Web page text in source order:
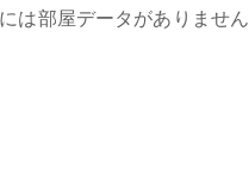
は部屋データがありません